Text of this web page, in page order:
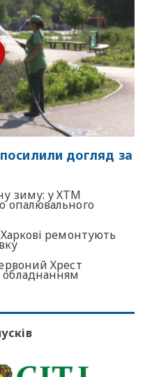
догляд за
зиму: у ХТМ
опалювального
ремонтують
Хрест
обладнанням